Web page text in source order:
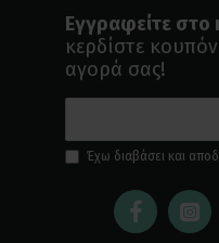
Εγγραφείτε
κερδίστε
αγορά σας!
Έχω διαβάσει και